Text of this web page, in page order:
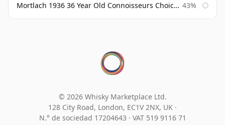
Mortlach 1936 36 Year Old Connoisseurs Choice Gordon & Macphail 43%
© 2026 Whisky Marketplace Ltd.
128 City Road, London, EC1V 2NX, UK ·
N.° de sociedad 17204643 · VAT 519 9116 71